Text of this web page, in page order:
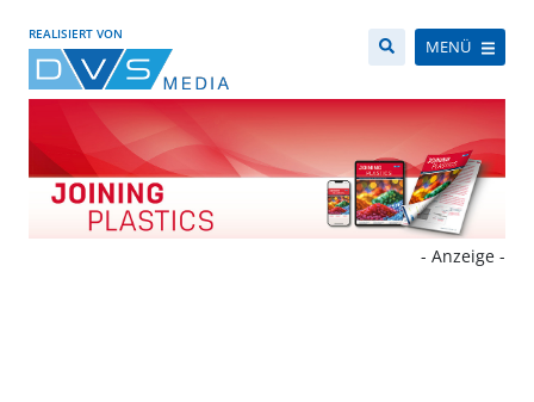
REALISIERT VON
MENÜ
- Anzeige -